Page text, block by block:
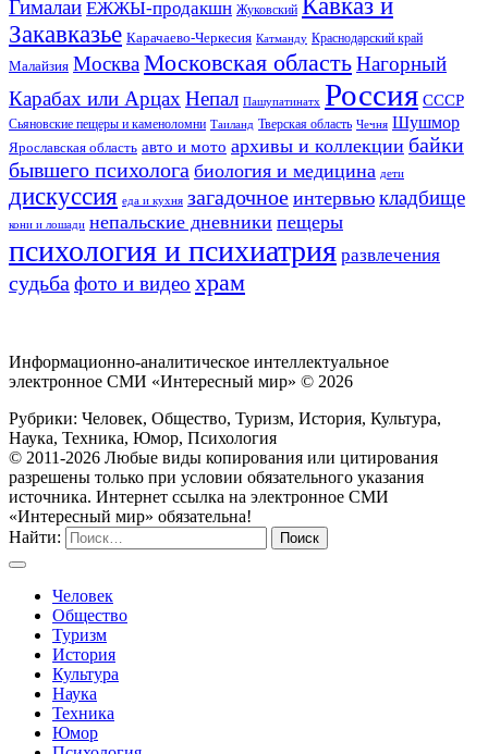
Гималаи ЕЖЖЫ-продакшн Жуковский Кавказ и
Закавказье Карачаево-Черкесия Катманду Краснодарский край
Малайзия МоскваМосковская областьНагорный
Карабах или Арцах Непал Пашупатинатх Россия СССР
Сьяновские пещеры и каменоломни Таиланд Тверская область Чечня Шушмор
Ярославская область авто и мото архивы и коллекции байки
бывшего психолога биология и медицина дети
дискуссия еда и кухня загадочное интервью кладбище
кони и лошади непальские дневники пещеры
психология и психиатрия развлечения
судьба фото и видео храм
Информационно-аналитическое интеллектуальное
электронное СМИ «Интересный мир» © 2026
Рубрики: Человек, Общество, Туризм, История, Культура,
Наука, Техника, Юмор, Психология
© 2011-2026 Любые виды копирования или цитирования
разрешены только при условии обязательного указания
источника. Интернет ссылка на электронное СМИ
«Интересный мир» обязательна!
Найти:
Человек
Общество
Туризм
История
Культура
Наука
Техника
Юмор